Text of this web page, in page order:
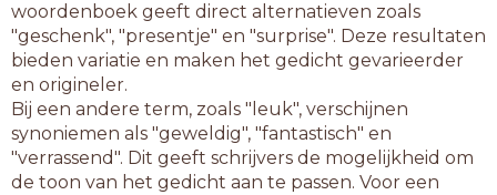
woordenboek geeft direct alternatieven zoals
"geschenk", "presentje" en "surprise". Deze resultaten
bieden variatie en maken het gedicht gevarieerder
en origineler.
Bij een andere term, zoals "leuk", verschijnen
synoniemen als "geweldig", "fantastisch" en
"verrassend". Dit geeft schrijvers de mogelijkheid om
de toon van het gedicht aan te passen. Voor een